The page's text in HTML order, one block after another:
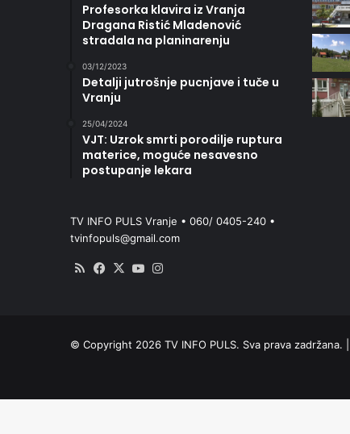
Profesorka klavira iz Vranja
Dragana Ristić Mladenović
stradala na planinarenju
03/12/2023
Detalji jutrošnje pucnjave i tuče u
Vranju
25/04/2024
VJT: Uzrok smrti porodilje ruptura
materice, moguće nesavesno
postupanje lekara
TV INFO PULS Vranje • 060/ 0405-240 •
tvinfopuls@gmail.com
RSS Facebook
X YouTube
© Copyright 2026 TV INFO PULS. Sva prava zadržana. |